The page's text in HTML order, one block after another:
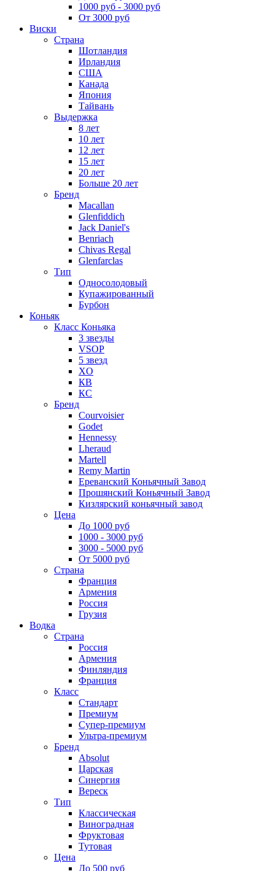
1000 руб - 3000 руб
От 3000 руб
Виски
Страна
Шотландия
Ирландия
США
Канада
Япония
Тайвань
Выдержка
8 лет
10 лет
12 лет
15 лет
20 лет
Больше 20 лет
Бренд
Macallan
Glenfiddich
Jack Daniel's
Benriach
Chivas Regal
Glenfarclas
Тип
Односолодовый
Купажированный
Бурбон
Коньяк
Класс Коньяка
3 звезды
VSOP
5 звезд
XO
КВ
КС
Бренд
Courvoisier
Godet
Hennessy
Lheraud
Martell
Remy Martin
Ереванский Коньячный Завод
Прошянский Коньячный Завод
Кизлярский коньячный завод
Цена
До 1000 руб
1000 - 3000 руб
3000 - 5000 руб
От 5000 руб
Страна
Франция
Армения
Россия
Грузия
Водка
Страна
Россия
Армения
Финляндия
Франция
Класс
Стандарт
Премиум
Супер-премиум
Ультра-премиум
Бренд
Absolut
Царская
Синергия
Вереск
Тип
Классическая
Виноградная
Фруктовая
Тутовая
Цена
До 500 руб